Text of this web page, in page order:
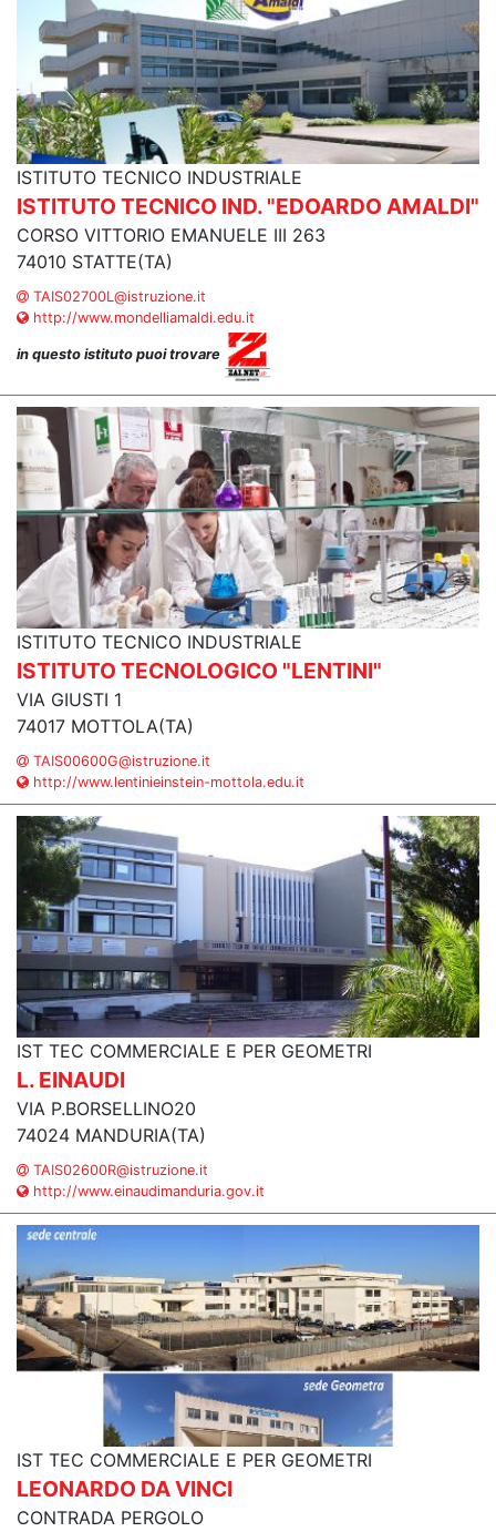
ISTITUTO TECNICO INDUSTRIALE
ISTITUTO TECNICO IND. "EDOARDO AMALDI"
CORSO VITTORIO EMANUELE III 263
74010 STATTE(TA)
TAIS02700L@istruzione.it
http://www.mondelliamaldi.edu.it
in questo istituto puoi trovare
ISTITUTO TECNICO INDUSTRIALE
ISTITUTO TECNOLOGICO "LENTINI"
VIA GIUSTI 1
74017 MOTTOLA(TA)
TAIS00600G@istruzione.it
http://www.lentinieinstein-mottola.edu.it
IST TEC COMMERCIALE E PER GEOMETRI
L. EINAUDI
VIA P.BORSELLINO20
74024 MANDURIA(TA)
TAIS02600R@istruzione.it
http://www.einaudimanduria.gov.it
IST TEC COMMERCIALE E PER GEOMETRI
LEONARDO DA VINCI
CONTRADA PERGOLO